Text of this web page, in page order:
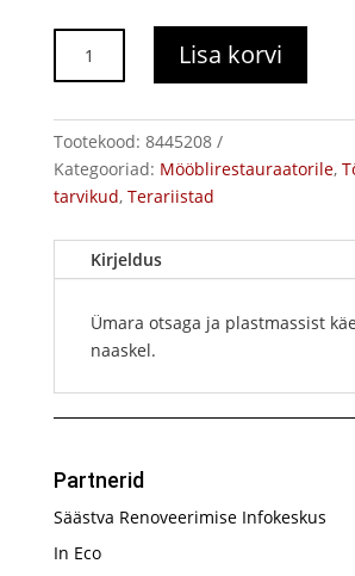
kogus
Lisa korvi
Tootekood: 8445208
Kategooriad: Mööblirestauraatorile,
tarvikud, Terariistad
Kirjeldus
Ümara otsaga ja plastmassist
naaskel.
Partnerid
Säästva Renoveerimise Infokeskus
In Eco